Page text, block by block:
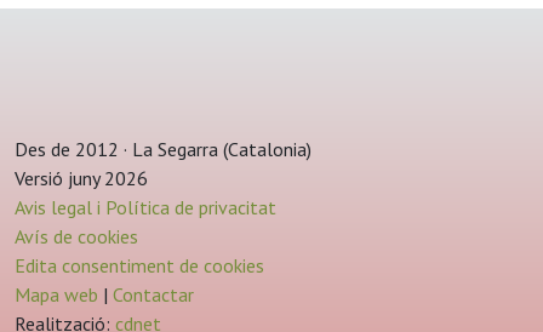
Des de 2012 · La Segarra (Catalonia)
Versió juny 2026
Avis legal i Política de privacitat
Avís de cookies
Edita consentiment de cookies
Mapa web | Contactar
Realització: cdnet